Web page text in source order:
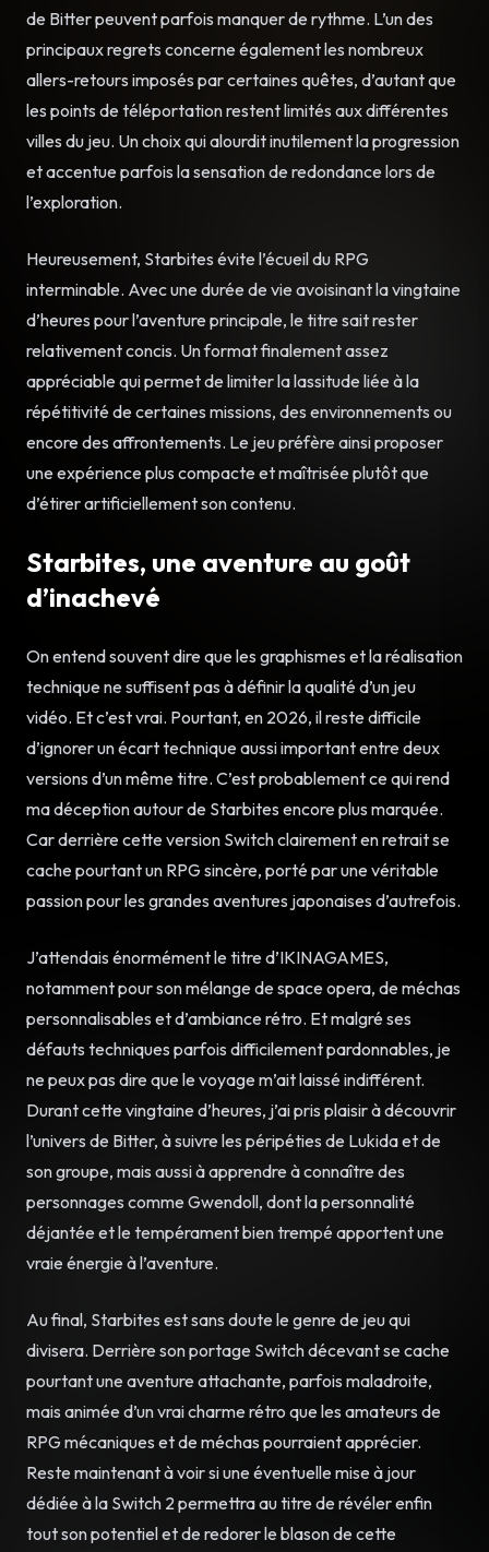
de Bitter peuvent parfois manquer de rythme. L’un des
principaux regrets concerne également les nombreux
allers-retours imposés par certaines quêtes, d’autant que
les points de téléportation restent limités aux différentes
villes du jeu. Un choix qui alourdit inutilement la progression
et accentue parfois la sensation de redondance lors de
l’exploration.
Heureusement, Starbites évite l’écueil du RPG
interminable. Avec une durée de vie avoisinant la vingtaine
d’heures pour l’aventure principale, le titre sait rester
relativement concis. Un format finalement assez
appréciable qui permet de limiter la lassitude liée à la
répétitivité de certaines missions, des environnements ou
encore des affrontements. Le jeu préfère ainsi proposer
une expérience plus compacte et maîtrisée plutôt que
d’étirer artificiellement son contenu.
Starbites, une aventure au goût
d’inachevé
On entend souvent dire que les graphismes et la réalisation
technique ne suffisent pas à définir la qualité d’un jeu
vidéo. Et c’est vrai. Pourtant, en 2026, il reste difficile
d’ignorer un écart technique aussi important entre deux
versions d’un même titre. C’est probablement ce qui rend
ma déception autour de Starbites encore plus marquée.
Car derrière cette version Switch clairement en retrait se
cache pourtant un RPG sincère, porté par une véritable
passion pour les grandes aventures japonaises d’autrefois.
J’attendais énormément le titre d’IKINAGAMES,
notamment pour son mélange de space opera, de méchas
personnalisables et d’ambiance rétro. Et malgré ses
défauts techniques parfois difficilement pardonnables, je
ne peux pas dire que le voyage m’ait laissé indifférent.
Durant cette vingtaine d’heures, j’ai pris plaisir à découvrir
l’univers de Bitter, à suivre les péripéties de Lukida et de
son groupe, mais aussi à apprendre à connaître des
personnages comme Gwendoll, dont la personnalité
déjantée et le tempérament bien trempé apportent une
vraie énergie à l’aventure.
Au final, Starbites est sans doute le genre de jeu qui
divisera. Derrière son portage Switch décevant se cache
pourtant une aventure attachante, parfois maladroite,
mais animée d’un vrai charme rétro que les amateurs de
RPG mécaniques et de méchas pourraient apprécier.
Reste maintenant à voir si une éventuelle mise à jour
dédiée à la Switch 2 permettra au titre de révéler enfin
tout son potentiel et de redorer le blason de cette